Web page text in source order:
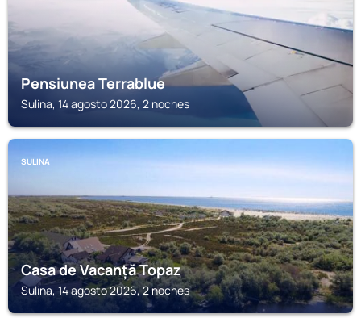
Pensiunea Terrablue
Sulina, 14 agosto 2026, 2 noches
SULINA
Casa de Vacanță Topaz
Sulina, 14 agosto 2026, 2 noches